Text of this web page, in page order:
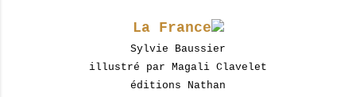
La France
Sylvie Baussier
illustré par Magali Clavelet
éditions Nathan